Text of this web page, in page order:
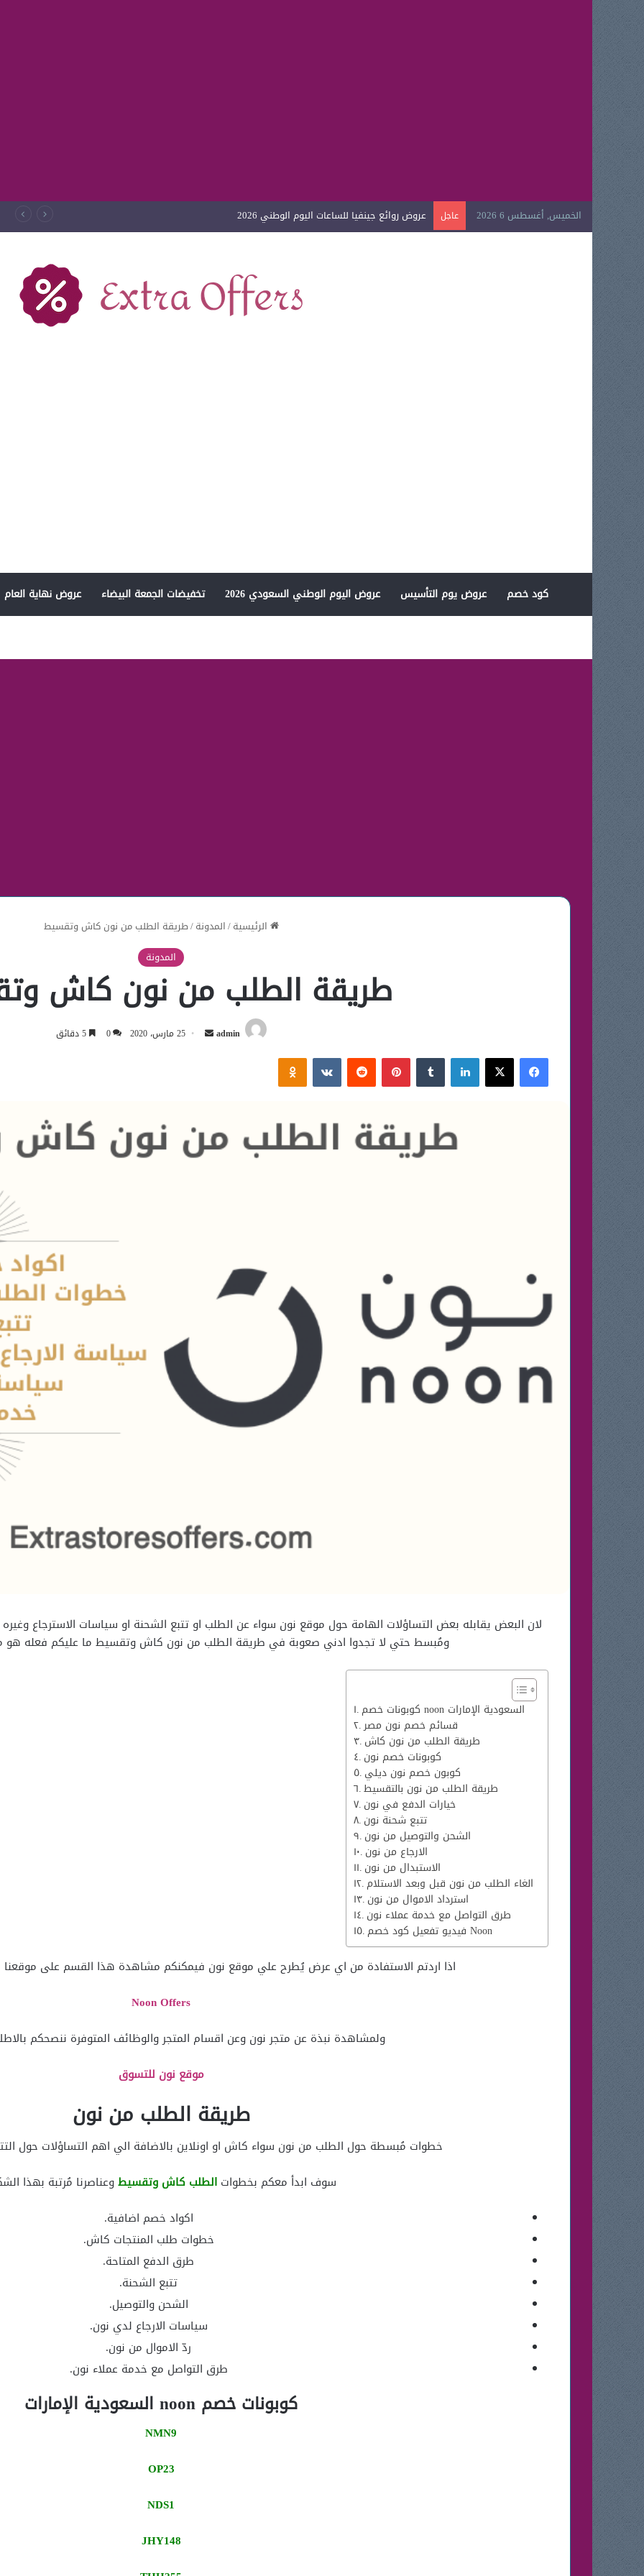
الخميس, أغسطس 6 2026 عاجل عروض روائع جينفيا للساعات اليوم الوطني 2026
كود خصم عروض يوم التأسيس عروض اليوم الوطني السعودي 2026 تخفيضات الجمعة البيضاء عروض نهاية العام
الرئيسية/المدونة/طريقة الطلب من نون كاش وتقسيط
المدونة
طريقة الطلب من نون كاش
admin
أرسل 25 مارس، 2020 0 5 دقائق
فيسبوك‫X لينكدإن بينتيريست Odnoklassniki
لان البعض يقابله بعض التساؤلات الهامة حول موقع نون سواء عن الطلب او تتبع الشحنة او سياسات الاسترجاع
ومُبسط حتي لا تجدوا ادني صعوبة في طريقة الطلب من نون كاش وتقسيط ما عليكم فعله هو
كوبونات خصم noon السعودية الإمارات
قسائم خصم نون مصر
طريقة الطلب من نون كاش
كوبونات خصم نون
كوبون خصم نون ديلي
طريقة الطلب من نون بالتقسيط
خيارات الدفع في نون
تتبع شحنة نون
الشحن والتوصيل من نون
الارجاع من نون
الاستبدال من نون
الغاء الطلب من نون قبل وبعد الاستلام
استرداد الاموال من نون
طرق التواصل مع خدمة عملاء نون
فيديو تفعيل كود خصم Noon
اذا اردتم الاستفادة من اي عرض يُطرح علي موقع نون فيمكنكم مشاهدة هذا القسم على
Noon Offers
ولمشاهدة نبذة عن متجر نون وعن اقسام المتجر والوظائف المتوفرة ننصحكم
موقع نون للتسوق
طريقة الطلب من نون
خطوات مُبسطة حول الطلب من نون سواء كاش او اونلاين بالاضافة الي اهم التساؤلات حول
سوف ابدأ معكم بخطوات الطلب كاش وتقسيطوعناصرنا مُرتبة بهذا
اكواد خصم اضافية.
خطوات طلب المنتجات كاش.
طرق الدفع المتاحة.
تتبع الشحنة.
الشحن والتوصيل.
سياسات الارجاع لدي نون.
ردّ الاموال من نون.
طرق التواصل مع خدمة عملاء نون.
كوبونات خصم noon السعودية الإمارات
NMN9
OP23
NDS1
JHY148